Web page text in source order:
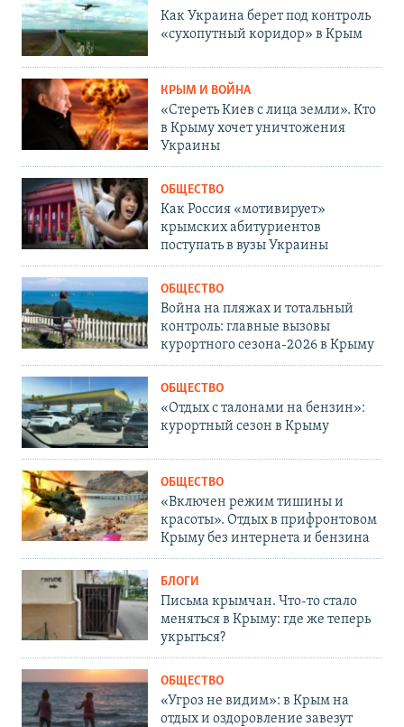
Как Украина берет под контроль
«сухопутный коридор» в Крым
КРЫМ И ВОЙНА
«Стереть Киев с лица земли». Кто
в Крыму хочет уничтожения
Украины
ОБЩЕСТВО
Как Россия «мотивирует»
крымских абитуриентов
поступать в вузы Украины
ОБЩЕСТВО
Война на пляжах и тотальный
контроль: главные вызовы
курортного сезона-2026 в Крыму
ОБЩЕСТВО
«Отдых с талонами на бензин»:
курортный сезон в Крыму
ОБЩЕСТВО
«Включен режим тишины и
красоты». Отдых в прифронтовом
Крыму без интернета и бензина
БЛОГИ
Письма крымчан. Что-то стало
меняться в Крыму: где же теперь
укрыться?
ОБЩЕСТВО
«Угроз не видим»: в Крым на
отдых и оздоровление завезут